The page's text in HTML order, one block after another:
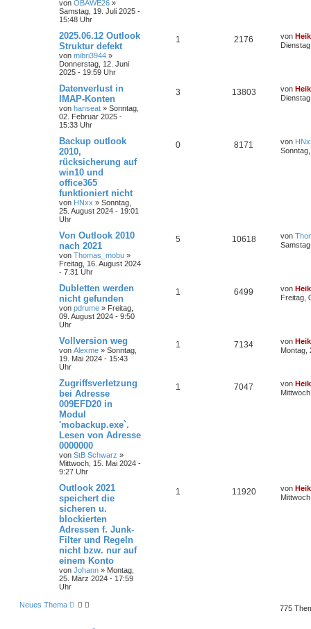
von OBAWE26 »
Samstag, 19. Juli 2025 -
15:48 Uhr
2025.06.12 Outlook
Struktur defekt
von mibri3944 »
Donnerstag, 12. Juni
2025 - 19:59 Uhr
1 2176 von
Datenverlust in
IMAP-Konten
von hanseat » Sonntag,
02. Februar 2025 -
15:33 Uhr
3 13803 von
Backup outlook
2010,
rücksicherung auf
win10 und
office365
funktioniert nicht
von HNxx » Sonntag,
25. August 2024 - 19:01
Uhr
0 8171 von
Von Outlook 2010
nach 2021
von Thomas_mobu »
Freitag, 16. August 2024
- 7:31 Uhr
5 10618 von
Dubletten werden
nicht gefunden
von pdrume » Freitag,
09. August 2024 - 9:50
Uhr
1 6499 von
Freitag,
Vollversion weg
von Alexme » Sonntag,
19. Mai 2024 - 15:43
Uhr
1 7134 von
Montag,
Zugriffsverletzung
bei Adresse
009EFD20 in
Modul
'mobackup.exe`.
Lesen von Adresse
0000000
von StB Schwarz »
Mittwoch, 15. Mai 2024 -
9:27 Uhr
1 7047 von
Outlook 2021
speichert die
sicheren u.
blockierten
Adressen f. Junk-
Filter und Regeln
nicht bzw. nur auf
einem Konto
von Johann » Montag,
25. März 2024 - 17:59
Uhr
1 11920 von
Neues Thema 775